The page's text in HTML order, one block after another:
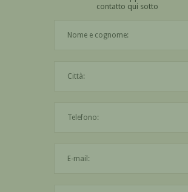
contatto qui sotto